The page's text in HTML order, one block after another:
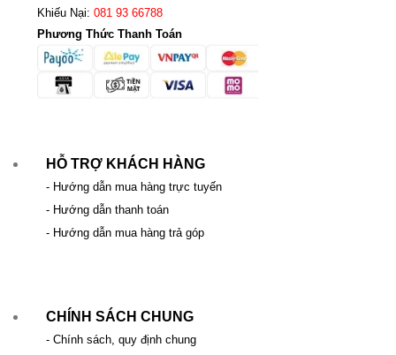
Khiếu Nại: 081 93 66788
Phương Thức Thanh Toán
HỖ TRỢ KHÁCH HÀNG
- Hướng dẫn mua hàng trực tuyến
- Hướng dẫn thanh toán
- Hướng dẫn mua hàng trả góp
CHÍNH SÁCH CHUNG
- Chính sách, quy định chung